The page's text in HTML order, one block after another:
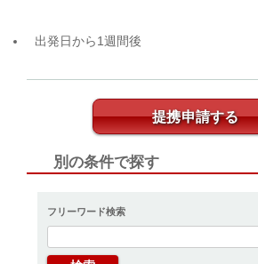
出発日から1週間後
提携申請する
別の条件で探す
フリーワード検索